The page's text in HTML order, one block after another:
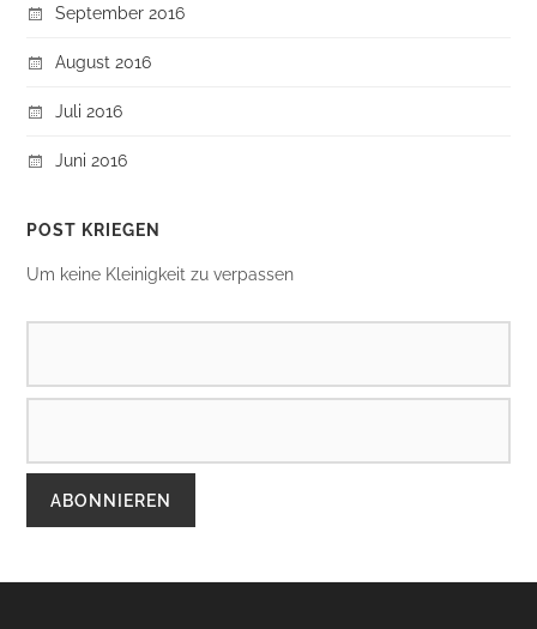
September 2016
August 2016
Juli 2016
Juni 2016
POST KRIEGEN
Um keine Kleinigkeit zu verpassen